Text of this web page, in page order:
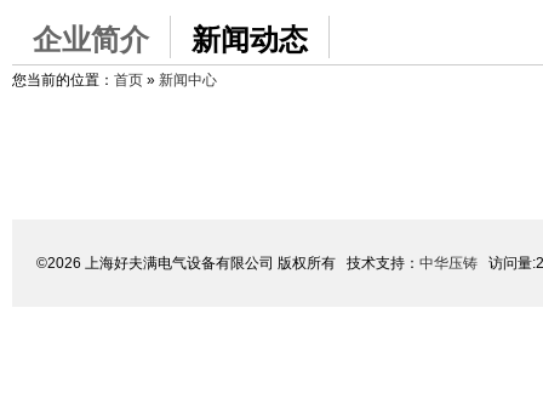
企业简介 新闻动态
您当前的位置： 首页 » 新闻中心
©2026 上海好夫满电气设备有限公司 版权所有 技术支持： 中华压铸 访问量